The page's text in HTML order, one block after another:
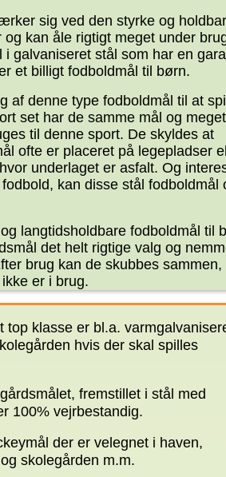
sig ved den styrke og
kan åle rigtigt meget under
i galvaniseret stål som har en
et billigt fodboldmål til børn.
af denne type fodboldmål til at
set har de samme mål og meget
til denne sport. De skyldes at
ofte er placeret på legepladser
underlaget er asfalt. Og
kan disse stål fodboldmål
langtidsholdbare fodboldmål til
det helt rigtige valg og
brug kan de skubbes sammen,
er i brug.
top klasse er bl.a.
hvis der skal spilles
fremstillet i stål med
100% vejrbestandig.
der er velegnet i haven,
skolegården m.m.